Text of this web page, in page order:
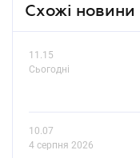
Схожі новини
11.15
Сьогодні
10.07
4 серпня 2026